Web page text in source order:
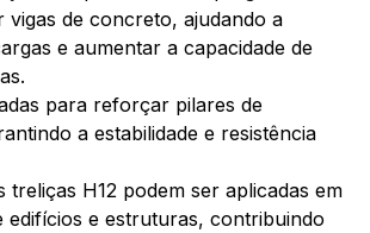
de concreto, ajudando a
e aumentar a capacidade de
para reforçar pilares de
a estabilidade e resistência
treliças H12 podem ser aplicadas em
edifícios e estruturas, contribuindo